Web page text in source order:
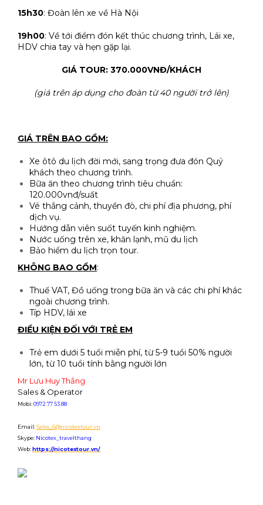
15h30: Đoàn lên xe về Hà Nội
19h00: Về tới điểm đón kết thúc chương trình, Lái xe,
HDV chia tay và hẹn gặp lại.
GIÁ TOUR: 370.000VNĐ/KHÁCH
(giá trên áp dụng cho đoàn từ40người trở lên)
GIÁ TRÊN BAO GỒM:
Xe ôtô du lịch đời mới, sang trọng đưa đón Quý
khách theo chương trình.
Bữa ăn theo chương trình tiêu chuẩn:
120.000vnđ/suất
Vé thắng cảnh, thuyền đò, chi phí địa phương, phí
dịch vụ.
Hướng dẫn viên suốt tuyến kinh nghiệm.
Nước uống trên xe, khăn lạnh, mũ du lịch
Bảo hiểm du lịch trọn tour.
KHÔNG BAO GỒM:
Thuế VAT, Đồ uống trong bữa ăn và các chi phí khác
ngoài chương trình.
Típ HDV, lái xe
ĐIỀU KIỆN ĐỐI VỚI TRẺ EM
Trẻ em dưới 5 tuổi miễn phí, từ 5-9 tuổi 50% người
lớn, từ 10 tuổi tính bằng người lớn
Mr Lưu Huy Thắng
Sales & Operator
Mobi:0972 77 53 88
Email:Sales_6@nicotextour.vn
Skype: Nicotex_travelthang
Web:https://nicotextour.vn/